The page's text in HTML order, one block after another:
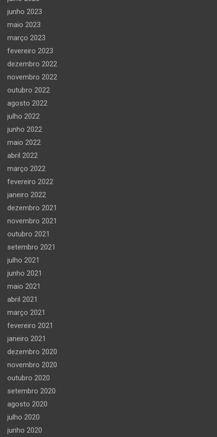
junho 2023
maio 2023
março 2023
fevereiro 2023
dezembro 2022
novembro 2022
outubro 2022
agosto 2022
julho 2022
junho 2022
maio 2022
abril 2022
março 2022
fevereiro 2022
janeiro 2022
dezembro 2021
novembro 2021
outubro 2021
setembro 2021
julho 2021
junho 2021
maio 2021
abril 2021
março 2021
fevereiro 2021
janeiro 2021
dezembro 2020
novembro 2020
outubro 2020
setembro 2020
agosto 2020
julho 2020
junho 2020